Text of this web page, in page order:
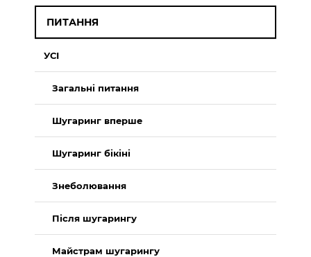
ПИТАННЯ
УСІ
Загальні питання
Шугаринг вперше
Шугаринг бікіні
Знеболювання
Після шугарингу
Майстрам шугарингу